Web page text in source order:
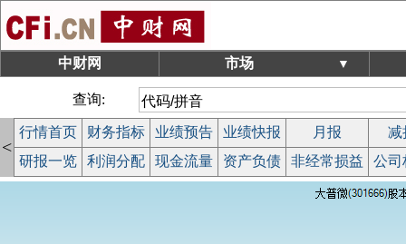
中财网 市场 ▼
查询:
<
行情首页 财务指标 业绩预告 业绩快报 月报
减
研报一览
利润分配 现金流量 资产负债 非经常损益 公司